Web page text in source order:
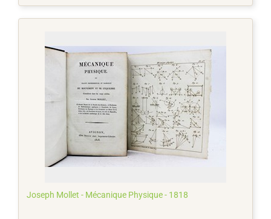
Joseph Mollet - Mécanique Physique - 1818